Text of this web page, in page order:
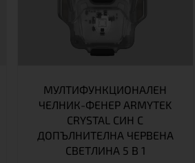
МУЛТИФУНКЦИОНАЛЕН
ЧЕЛНИК-ФЕНЕР ARMYTEK
CRYSTAL СИН С
ДОПЪЛНИТЕЛНА ЧЕРВЕНА
СВЕТЛИНА 5 В 1